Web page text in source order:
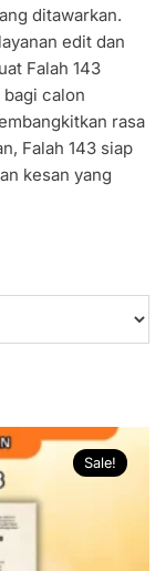
ditawarkan.
edit dan
Falah 143
calon
rasa
Falah 143 siap
kesan yang
Sale!